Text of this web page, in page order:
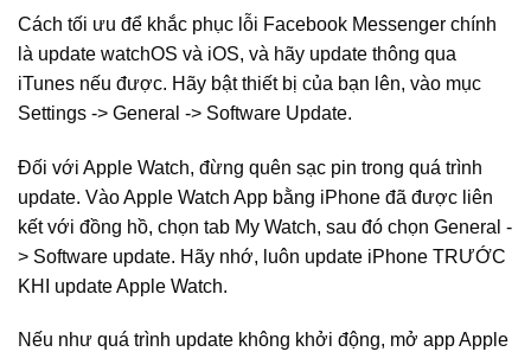
Cách tối ưu để khắc phục lỗi Facebook Messenger chính
là update watchOS và iOS, và hãy update thông qua
iTunes nếu được. Hãy bật thiết bị của bạn lên, vào mục
Settings -> General -> Software Update.
Đối với Apple Watch, đừng quên sạc pin trong quá trình
update. Vào Apple Watch App bằng iPhone đã được liên
kết với đồng hồ, chọn tab My Watch, sau đó chọn General -
> Software update. Hãy nhớ, luôn update iPhone TRƯỚC
KHI update Apple Watch.
Nếu như quá trình update không khởi động, mở app Apple